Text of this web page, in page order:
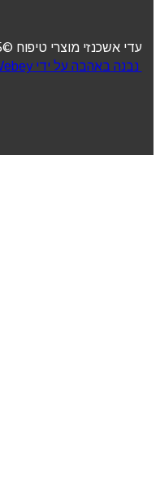
עדי אשכנזי מוצרי טיפוח ©2025 כל הזכויות שמורות
נבנה באהבה על ידי Omri Salhov & Webey